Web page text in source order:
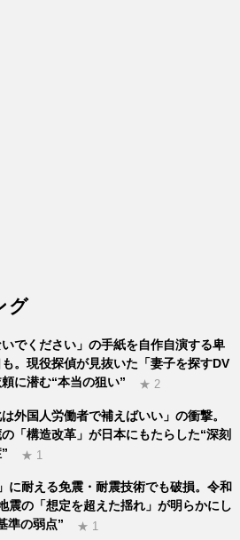
グ
いでください」の手紙を自作自演する卑
。現役探偵が見抜いた「妻子を探すDV
に潜む“本当の狙い”
★ 2
は外国人労働者で補えばいい」の衝撃。
「構造改革」が日本にもたらした“深刻
★ 1
に耐える免震・耐震技術でも破損。令和
震の「想定を超えた揺れ」が明らかにし
準の弱点”
★ 1